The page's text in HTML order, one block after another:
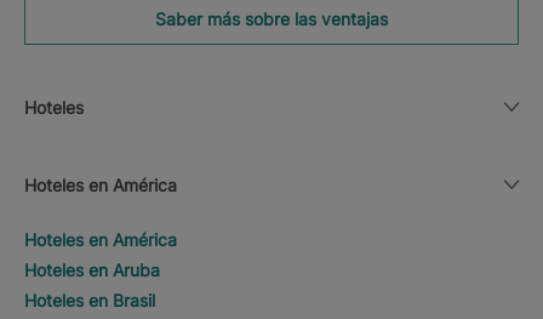
Saber más sobre las ventajas
Hoteles
Hoteles en América
Hoteles en América
Hoteles en Aruba
Hoteles en Brasil